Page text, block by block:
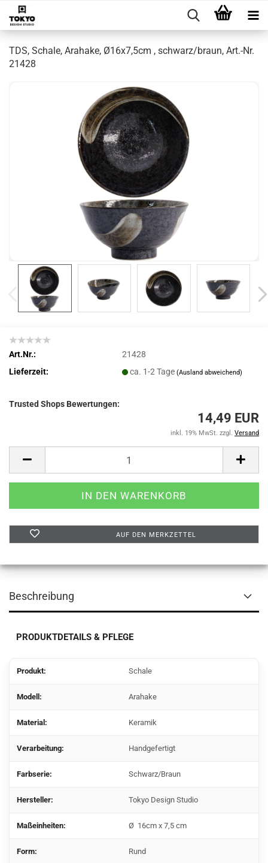
TDS, Schale, Arahake, Ø16x7,5cm , schwarz/braun, Art.-Nr.
21428
Art.Nr.:
21428
Lieferzeit:
ca. 1-2 Tage(Ausland abweichend)
Trusted Shops Bewertungen:
14,49 EUR
inkl. 19% MwSt. zzgl. Versand
AUF DEN MERKZETTEL
Beschreibung
PRODUKTDETAILS & PFLEGE
Produkt: Schale
Modell : Arahake
Material: Keramik
Verarbeitung: Handgefertigt
Farbserie: Schwarz/Braun
Hersteller: Tokyo Design Studio
Maßeinheiten: Ø 16cm x 7,5 cm
Form: Rund